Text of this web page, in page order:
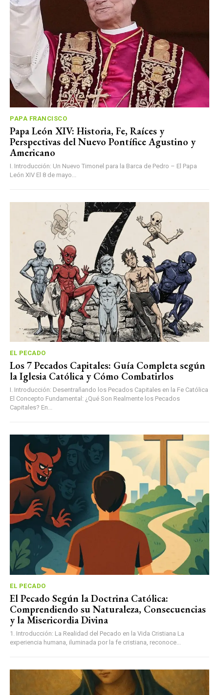
PAPA FRANCISCO
Papa León XIV: Historia, Fe, Raíces y
Perspectivas del Nuevo Pontífice Agustino y
Americano
I. Introducción: Un Nuevo Timonel para la Barca de Pedro – El Papa
León XIV El 8 de mayo...
EL PECADO
Los 7 Pecados Capitales: Guía Completa según
la Iglesia Católica y Cómo Combatirlos
I. Introducción: Desentrañando los Pecados Capitales en la Fe Católica
El Concepto Fundamental: ¿Qué Son Realmente los Pecados
Capitales? En...
EL PECADO
El Pecado Según la Doctrina Católica:
Comprendiendo su Naturaleza, Consecuencias
y la Misericordia Divina
1. Introducción: La Realidad del Pecado en la Vida Cristiana La
experiencia humana, iluminada por la fe cristiana, reconoce...